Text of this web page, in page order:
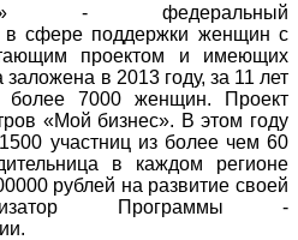
- федеральный
в сфере поддержки женщин с
проектом и имеющих
в 2013 году, за 11 лет
более 7000 женщин. Проект
«Мой бизнес». В этом году
участниц из более чем 60
в каждом регионе
рублей на развитие своей
Программы -